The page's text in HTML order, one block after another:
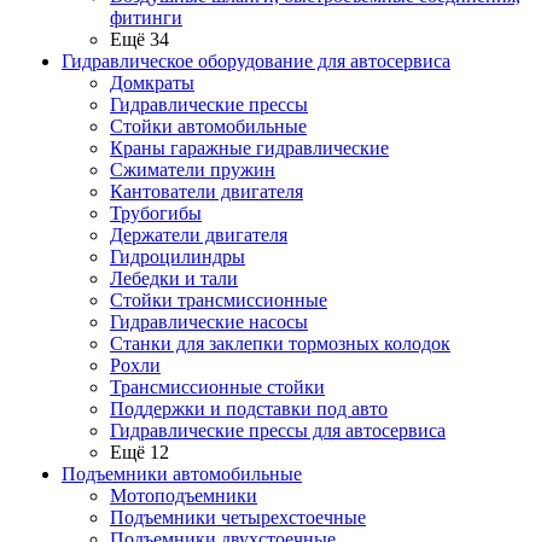
фитинги
Ещё 34
Гидравлическое оборудование для автосервиса
Домкраты
Гидравлические прессы
Стойки автомобильные
Краны гаражные гидравлические
Сжиматели пружин
Кантователи двигателя
Трубогибы
Держатели двигателя
Гидроцилиндры
Лебедки и тали
Стойки трансмиссионные
Гидравлические насосы
Cтанки для заклепки тормозных колодок
Рохли
Трансмиссионные стойки
Поддержки и подставки под авто
Гидравлические прессы для автосервиса
Ещё 12
Подъемники автомобильные
Мотоподъемники
Подъемники четырехстоечные